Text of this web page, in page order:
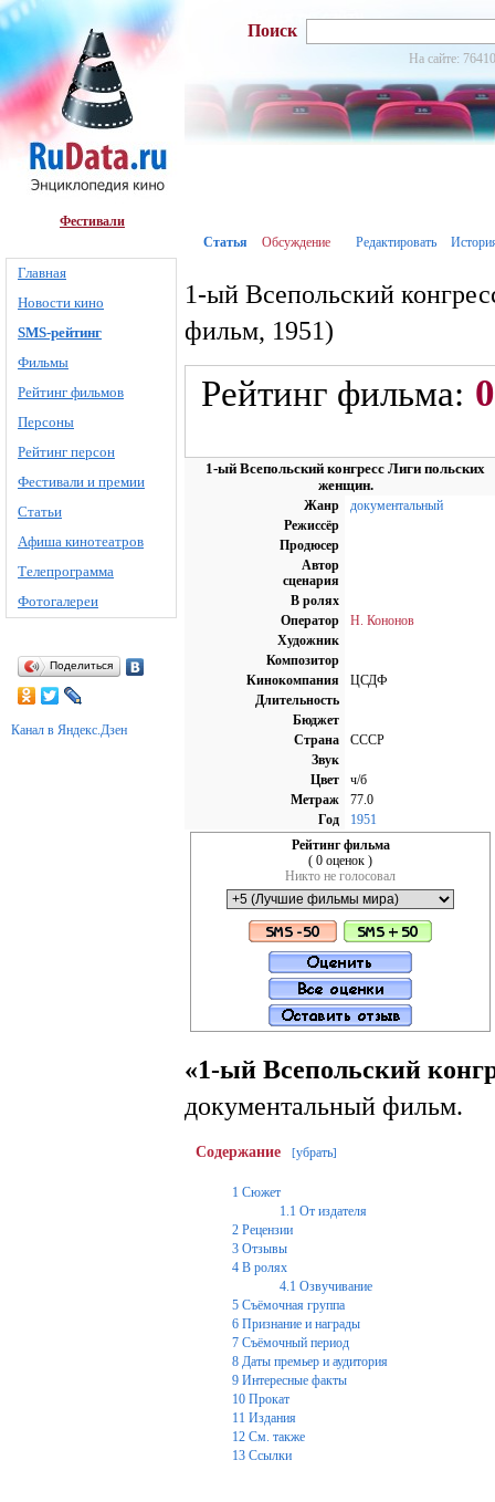
Фестивали
Главная
Новости кино
SMS-рейтинг
Фильмы
Рейтинг фильмов
Персоны
Рейтинг персон
Фестивали и премии
Статьи
Афиша кинотеатров
Телепрограмма
Фотогалереи
Поделиться
Канал в Яндекс.Дзен
Поиск
На сайте:
Статья Обсуждение Редактировать
1-ый Всепольский
фильм, 1951)
Рейтинг фильма: 0
1-ый Всепольский конгресс Лиги польских
женщин.
Жанр
документальный
Режиссёр
Продюсер
Автор
сценария
В ролях
Оператор
Н. Кононов
Художник
Композитор
Кинокомпания
ЦСДФ
Длительность
Бюджет
Страна
СССР
Звук
Цвет
ч/б
Метраж
77.0
Год
1951
Рейтинг фильма
( 0 оценок )
Никто не голосовал
«1-ый Всепольский
документальный фильм.
Содержание [убрать]
1 Сюжет
1.1 От издателя
2 Рецензии
3 Отзывы
4 В ролях
4.1 Озвучивание
5 Съёмочная группа
6 Признание и награды
7 Съёмочный период
8 Даты премьер и аудитория
9 Интересные факты
10 Прокат
11 Издания
12 См. также
13 Ссылки